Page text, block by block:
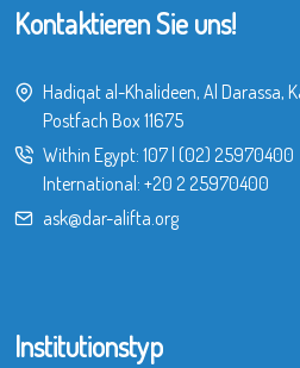
Kontaktieren Sie uns!
Hadiqat al-Khalideen, Al Darassa,
Postfach Box 11675
Within Egypt: 107| (02) 25970400
International: +20 2 25970400
ask@dar-alifta.org
Institutionstyp